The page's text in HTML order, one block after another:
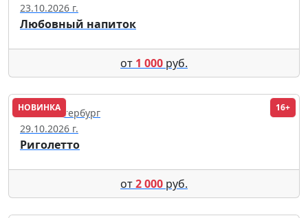
23.10.2026 г.
Любовный напиток
от 1 000 руб.
НОВИНКА 16+
Санкт-Петербург
29.10.2026 г.
Риголетто
от2 000 руб.